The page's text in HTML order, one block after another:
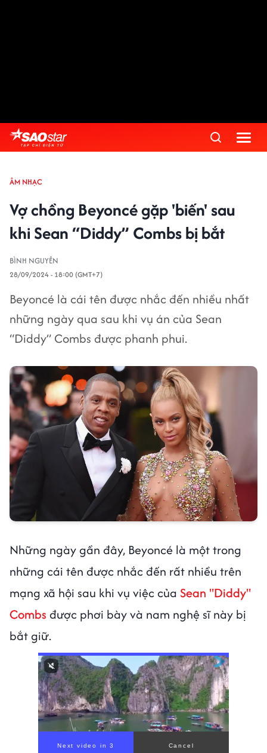
ÂM NHẠC
Vợ chồng Beyoncé gặp 'biến' sau
khi Sean “Diddy” Combs bị bắt
BÌNH NGUYÊN
28/09/2024 - 18:00 (GMT+7)
Beyoncé là cái tên được nhắc đến nhiều nhất
những ngày qua sau khi vụ án của Sean
“Diddy” Combs được phanh phui.
Những ngày gần đây, Beyoncé là một trong
những cái tên được nhắc đến rất nhiều trên
mạng xã hội sau khi vụ việc của Sean "Diddy"
Combs được phơi bày và nam nghệ sĩ này bị
bắt giữ.